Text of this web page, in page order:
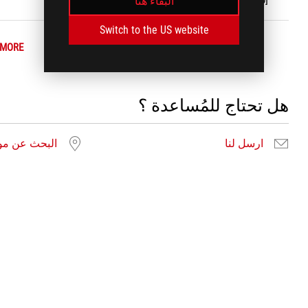
Switch to the US website
هل تحتاج للمُساعدة ؟
ارسل لنا البحث عن